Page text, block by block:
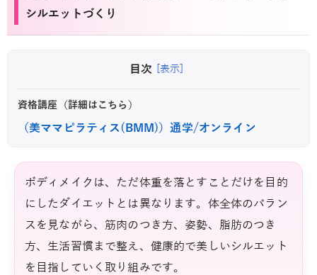
シルエットづくり
目次 [表示]
資格講座（詳細はこちら）
（美ママピラティス(BMM)）通学/オンライン
ボディメイクは、ただ体重を落とすことだけを目的
にしたダイエットとは異なります。体全体のバラン
スを見ながら、筋肉のつき方、姿勢、脂肪のつき
方、生活習慣まで整え、健康的で美しいシルエット
を目指していく取り組みです。